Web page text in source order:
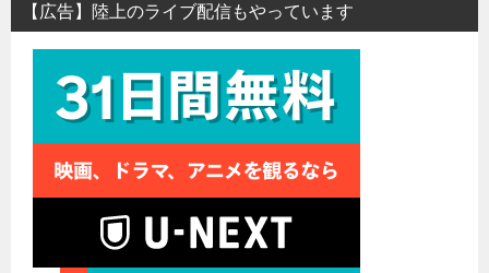
【広告】陸上のライブ配信もやっています